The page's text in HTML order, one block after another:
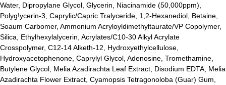
Water, Dipropylane Glycol, Glycerin, Niacinamide (50,000ppm),
Polyg!ycerin-3, Caprylic/Capric Tralyceride, 1,2-Hexanediol, Betaine,
Soaum Carbomer, Ammonium Acryloyldimethyltaurate/VP Copolymer,
Silica, Ethylhexylalycerin, Acrylates/C10-30 Alkyl Acrylate
Crosspolymer, C12-14 Alketh-12, Hydroxyethylcellulose,
Hydroxyacetophenone, Caprylyl Glycol, Adenosine, Tromethamine,
Butylene Glycol, Melia Azadirachta Leaf Extract, Disodium EDTA, Melia
Azadirachta Flower Extract, Cyamopsis Tetragonoloba (Guar) Gum,